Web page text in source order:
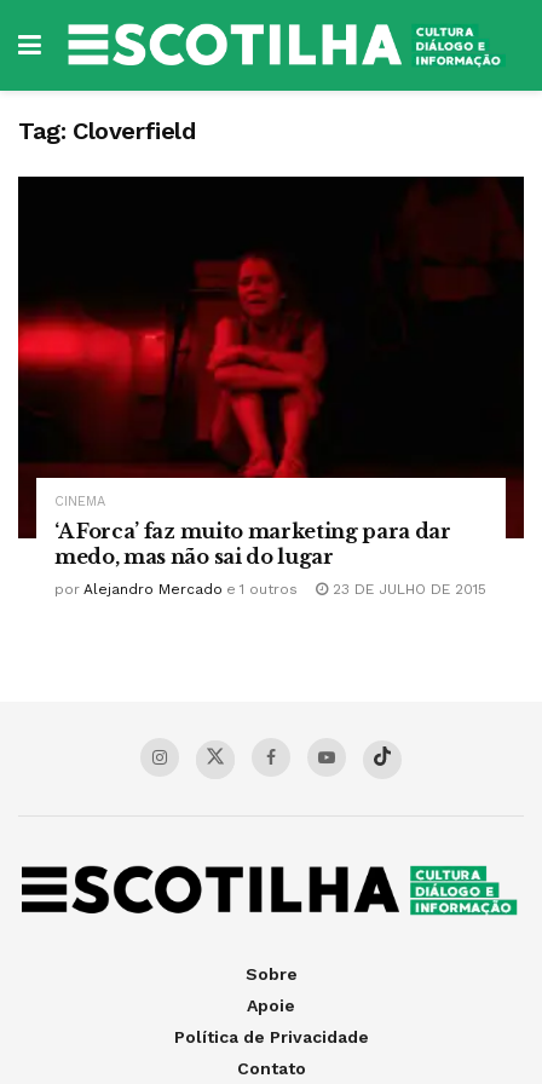
Tag: Cloverfield
CINEMA
‘A Forca’ faz muito marketing para dar
medo, mas não sai do lugar
por Alejandro Mercado e 1 outros 23 DE JULHO DE 2015
Sobre
Apoie
Política de Privacidade
Contato